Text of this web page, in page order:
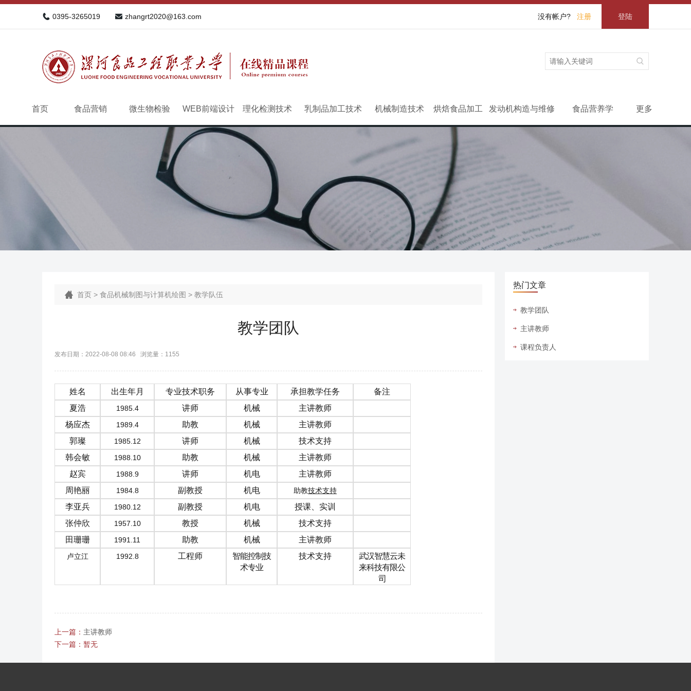
0395-3265019 zhangrt2020@163.com 没有帐户? 注册 登陆
首页 食品营销 微生物检验 WEB前端设计 理化检测技术 乳制品加工技术 机械制造技术 烘焙食品加工 发动机构造与维修 食品营养学 更多
首页 > 食品机械制图与计算机绘图 > 教学队伍
教学团队
发布日期：2022-08-08 08:46 浏览量： 1155
姓名 出生年月 专业技术职务 从事专业 承担教学任务
备注
夏浩
1985.4 讲师 机械
主讲教师
杨应杰
1989.4 助教 机械
主讲教师
郭璨
1985.12 讲师 机械
技术支持
韩会敏
1988.10 助教 机械
主讲教师
赵宾
1988.9 讲师 机电
主讲教师
周艳丽
1984.8 副教授 机电 助教技术支持
李亚兵 1980.12 副教授 机电
授课、实训
张仲欣
1957.10 教授 机械
技术支持
田珊珊
1991.11 助教 机械 主讲教师
卢立江 1992.8 工程师
智能控制技
术专业
技术支持
武汉智慧云未
来科技有限公
司
上一篇： 主讲教师
下一篇：暂无
热门文章
教学团队
主讲教师
课程负责人